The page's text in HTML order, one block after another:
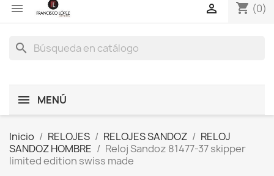
 shopping_cart (0)

search
MENÚ
Inicio RELOJES RELOJES SANDOZ
RELOJ
SANDOZ HOMBRE
Reloj Sandoz 81477-37 skipper
limited edition swiss made